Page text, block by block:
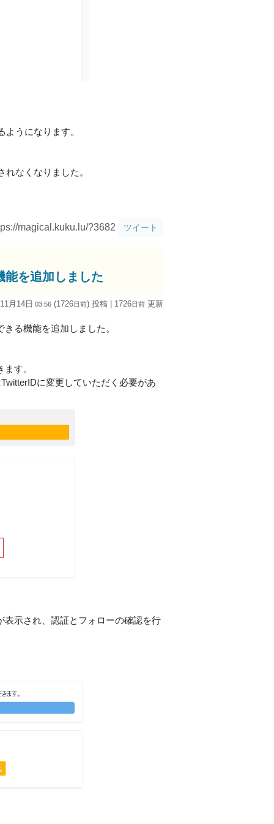
うになります。
なくなりました。
magical.kuku.lu/?3682 ツイート
を追加しました
月14日 03:56 (1726日前) 投稿 | 1726日前 更新
る機能を追加しました。
す。
に変更していただく必要があ
表示され、認証とフォローの確認を行